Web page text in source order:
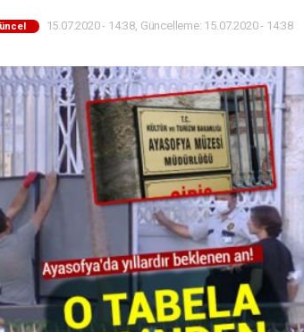
15.07.2020 - 14:38, Güncelleme: 15.07.2020 - 14:38